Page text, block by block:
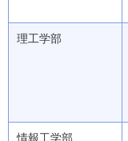
理工学部
情報工学部